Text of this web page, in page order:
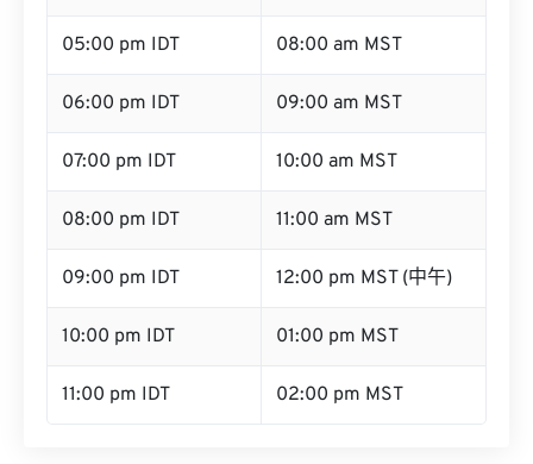
05:00 pm IDT 08:00 am MST
06:00 pm IDT 09:00 am MST
07:00 pm IDT 10:00 am MST
08:00 pm IDT 11:00 am MST
09:00 pm IDT 12:00 pm MST (中午)
10:00 pm IDT 01:00 pm MST
11:00 pm IDT 02:00 pm MST